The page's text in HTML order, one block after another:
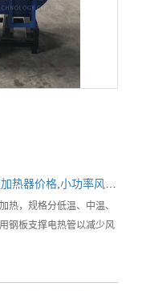
热器价格 小功率风道加热器厂家
热，规格分低温、中温、
钢板支撑电热管以减少风
控制装置。低温型可直接
不同，